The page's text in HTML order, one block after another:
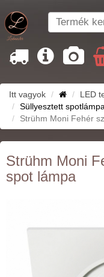
Itt vagyok
LED
Süllyesztett
Strühm Moni Fehér
Strühm Moni
spot lámpa